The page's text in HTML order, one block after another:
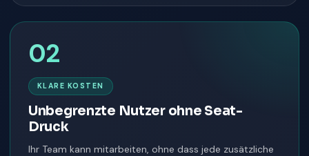
02
KLARE KOSTEN
Unbegrenzte Nutzer ohne Seat-
Druck
Ihr Team kann mitarbeiten, ohne dass jede zusätzliche